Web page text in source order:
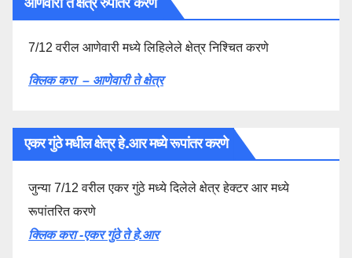
7/12 वरील आणेवारी मध्ये लिहिलेले क्षेत्र निश्चित करणे
क्लिक करा – आणेवारी ते क्षेत्र
एकर गुंठे मधील क्षेत्र हे.आर मध्ये रूपांतर करणे
जुन्या 7/12 वरील एकर गुंठे मध्ये दिलेले क्षेत्र हेक्टर आर मध्ये
रूपांतरित करणे
क्लिक करा -एकर गुंठे ते हे.आर